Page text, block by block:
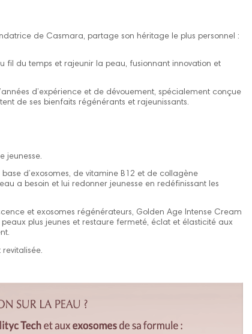
de Casmara, partage son héritage le plus personnel :
fil du temps et rajeunir la peau, fusionnant innovation et
d’expérience et de dévouement, spécialement conçue
de ses bienfaits régénérants et rajeunissants.
jeunesse.
d’exosomes, de vitamine B12 et de collagène
a besoin et lui redonner jeunesse en redéfinissant les
et exosomes régénérateurs, Golden Age Intense Cream
plus jeunes et restaure fermeté, éclat et élasticité aux